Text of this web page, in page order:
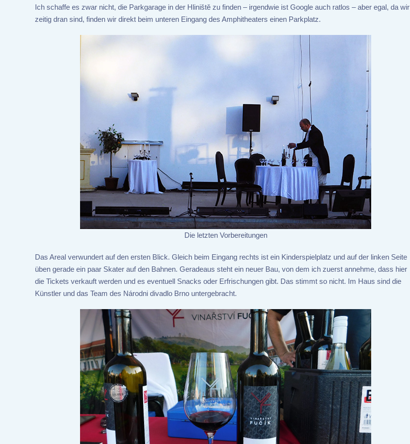
Ich schaffe es zwar nicht, die Parkgarage in der Hliniště zu finden – irgendwie ist Google auch ratlos – aber egal, da wir
zeitig dran sind, finden wir direkt beim unteren Eingang des Amphitheaters einen Parkplatz.
Die letzten Vorbereitungen
Das Areal verwundert auf den ersten Blick. Gleich beim Eingang rechts ist ein Kinderspielplatz und auf der linken Seite
üben gerade ein paar Skater auf den Bahnen. Geradeaus steht ein neuer Bau, von dem ich zuerst annehme, dass hier
die Tickets verkauft werden und es eventuell Snacks oder Erfrischungen gibt. Das stimmt so nicht. Im Haus sind die
Künstler und das Team des Národni divadlo Brno untergebracht.